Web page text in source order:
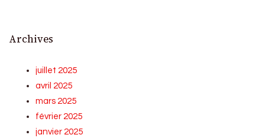
Archives
juillet 2025
avril 2025
mars 2025
février 2025
janvier 2025